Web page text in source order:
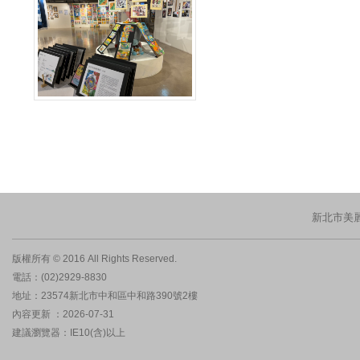
新北市美
版權所有 © 2016 All Rights Reserved.
電話：(02)2929-8830
地址：23574新北市中和區中和路390號2樓
內容更新 ：2026-07-31
建議瀏覽器：IE10(含)以上